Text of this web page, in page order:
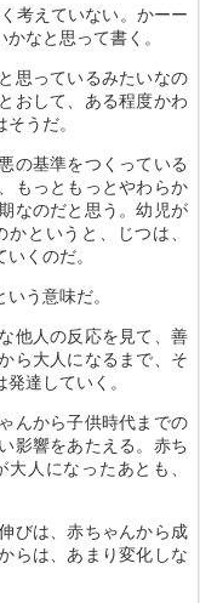
考えていない。かーー
なと思って書く。
思っているみたいなの
おして、ある程度かわ
うだ。
の基準をつくっている
もっともっとやわらか
なのだと思う。幼児が
というと、じつは、
くのだ。
う意味だ。
他人の反応を見て、善
ら大人になるまで、そ
達していく。
んから子供時代までの
影響をあたえる。赤ち
人になったあとも、
びは、赤ちゃんから成
らは、あまり変化しな